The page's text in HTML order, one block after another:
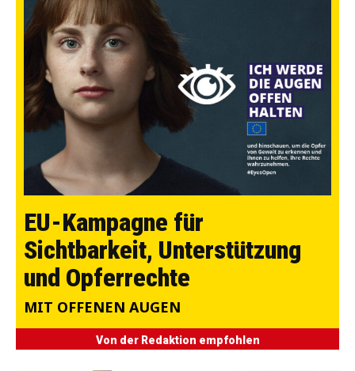
EU-Kampagne für
Sichtbarkeit, Unterstützung
und Opferrechte
MIT OFFENEN AUGEN
Von der Redaktion empfohlen